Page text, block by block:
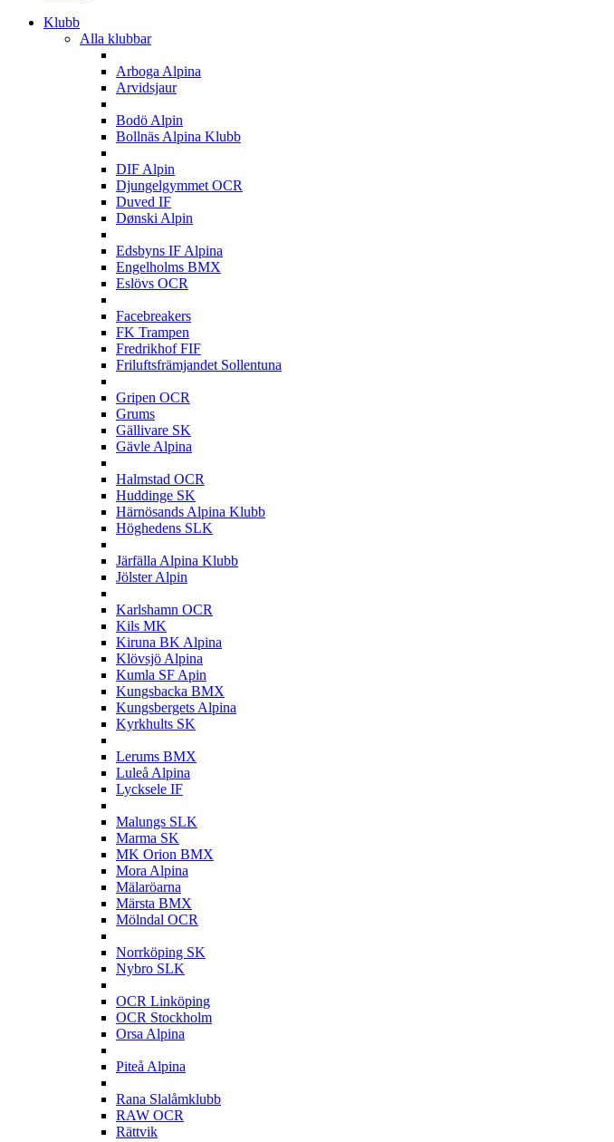
Klubb
Alla klubbar
Arboga Alpina
Arvidsjaur
Bodö Alpin
Bollnäs Alpina Klubb
DIF Alpin
Djungelgymmet OCR
Duved IF
Dønski Alpin
Edsbyns IF Alpina
Engelholms BMX
Eslövs OCR
Facebreakers
FK Trampen
Fredrikhof FIF
Friluftsfrämjandet Sollentuna
Gripen OCR
Grums
Gällivare SK
Gävle Alpina
Halmstad OCR
Huddinge SK
Härnösands Alpina Klubb
Höghedens SLK
Järfälla Alpina Klubb
Jölster Alpin
Karlshamn OCR
Kils MK
Kiruna BK Alpina
Klövsjö Alpina
Kumla SF Apin
Kungsbacka BMX
Kungsbergets Alpina
Kyrkhults SK
Lerums BMX
Luleå Alpina
Lycksele IF
Malungs SLK
Marma SK
MK Orion BMX
Mora Alpina
Mälaröarna
Märsta BMX
Mölndal OCR
Norrköping SK
Nybro SLK
OCR Linköping
OCR Stockholm
Orsa Alpina
Piteå Alpina
Rana Slalåmklubb
RAW OCR
Rättvik